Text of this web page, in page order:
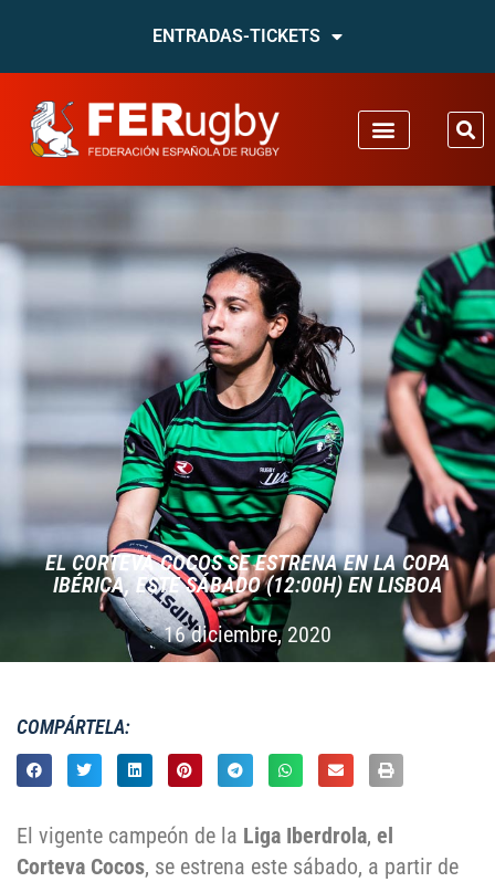
ENTRADAS-TICKETS
EL CORTEVA COCOS SE ESTRENA EN LA COPA
IBÉRICA, ESTE SÁBADO (12:00H) EN LISBOA
16 diciembre, 2020
COMPÁRTELA:
El vigente campeón de la Liga Iberdrola, el
Corteva Cocos, se estrena este sábado, a partir de